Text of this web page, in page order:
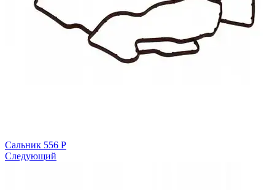
Сальник 556 Р
Следующий